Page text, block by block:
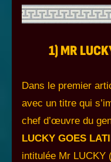
1) MR
Dans le premier
avec un titre qui
chef d’œuvre du
LUCKY GOES
intitulée Mr LUCKY